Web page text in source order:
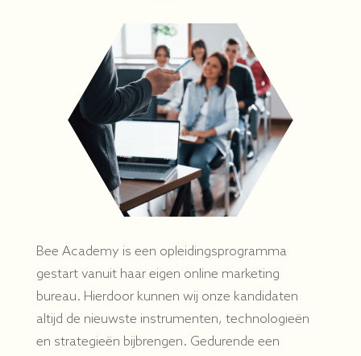
Bee Academy is een opleidingsprogramma
gestart vanuit haar eigen online marketing
bureau. Hierdoor kunnen wij onze kandidaten
altijd de nieuwste instrumenten, technologieën
en strategieën bijbrengen. Gedurende een